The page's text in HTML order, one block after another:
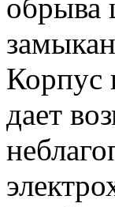
обрыва
Корпус
дает